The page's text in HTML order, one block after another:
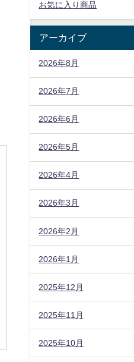
お気に入り商品
アーカイブ
2026年8月
2026年7月
2026年6月
2026年5月
2026年4月
2026年3月
2026年2月
2026年1月
2025年12月
2025年11月
2025年10月